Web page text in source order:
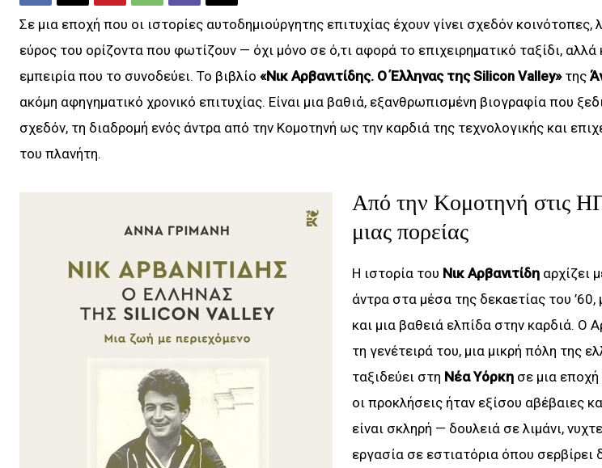
Σε μια εποχή που οι ιστορίες αυτοδημιούργητης επιτυχίας έχουν γίνει σχεδόν κοινότοπες,
εύρος του ορίζοντα που φωτίζουν — όχι μόνο σε ό,τι αφορά το επιχειρηματικό ταξίδι, αλλά
εμπειρία που το συνοδεύει. Το βιβλίο «Νικ Αρβανιτίδης. Ο Έλληνας της Silicon Valley»της
ακόμη αφηγηματικό χρονικό επιτυχίας. Είναι μια βαθιά, εξανθρωπισμένη βιογραφία που
σχεδόν, τη διαδρομή ενός άντρα από την Κομοτηνή ως την καρδιά της τεχνολογικής και
του πλανήτη.
Από την Κομοτηνή στις
μιας πορείας
Η ιστορία του Νικ Αρβανιτίδη αρχίζει
άντρα στα μέσα της δεκαετίας του ’60,
και μια βαθειά ελπίδα στην καρδιά. Ο
τη γενέτειρά του, μια μικρή πόλη της
ταξιδεύει στη Νέα Υόρκη σε μια
οι προκλήσεις ήταν εξίσου αβέβαιες
είναι σκληρή — δουλειά σε λιμάνι,
εργασία σε εστιατόρια όπου